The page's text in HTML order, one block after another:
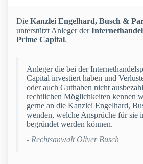
Die Kanzlei Engelhard, Busch &
unterstützt Anleger der
Prime Capital.
Anleger die bei der
Capital investiert haben und
oder auch Guthaben nicht
rechtlichen Möglichkeiten kennen
gerne an die Kanzlei Engelhard,
wenden, welche Ansprüche für sie
begründet werden können.
- Rechtsanwalt Oliver Busch